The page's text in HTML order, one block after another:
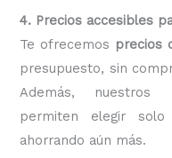
4. Precios accesibles
Te ofrecemos precios
presupuesto, sin
Además, nuestros
permiten elegir
ahorrando aún más.